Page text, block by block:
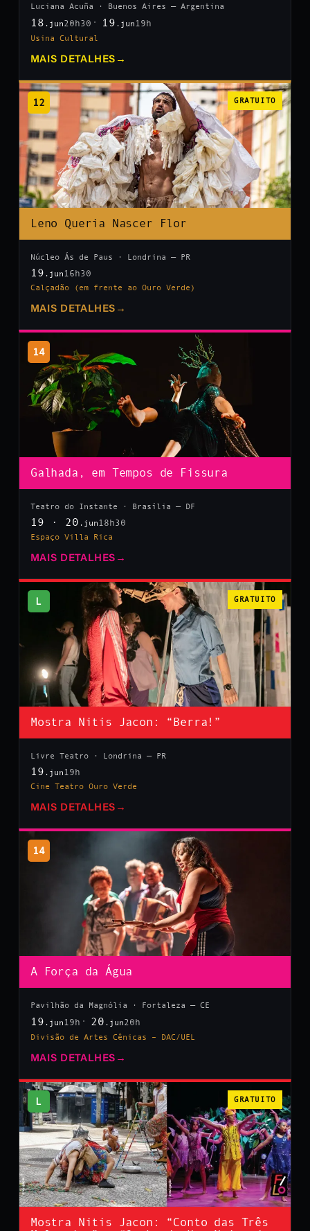
Luciana Acuña · Buenos Aires — Argentina
18 .jun20h30 19 .jun 19h
Usina Cultural
MAIS DETALHES →
12 GRATUITO
Leno Queria Nascer Flor
Núcleo Ás de Paus · Londrina — PR
19 .jun 16h30
Calçadão (em frente ao Ouro Verde)
MAIS DETALHES →
14
Galhada, em Tempos de Fissura
Teatro do Instante · Brasília — DF
19 · 20 .jun 18h30
Espaço Villa Rica
MAIS DETALHES →
L GRATUITO
Mostra Nitis Jacon: “Berra!”
Livre Teatro · Londrina — PR
19 .jun 19h
Cine Teatro Ouro Verde
MAIS DETALHES →
14
A Força da Água
Pavilhão da Magnólia · Fortaleza — CE
19 .jun 19h 20 .jun20h
Divisão de Artes Cênicas – DAC/UEL
MAIS DETALHES →
L GRATUITO
Mostra Nitis Jacon: “Conto das Três